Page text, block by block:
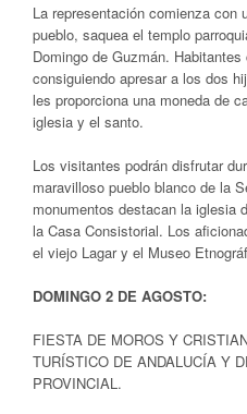
La representación comienza con
pueblo, saquea el templo
Domingo de Guzmán.
consiguiendo apresar a los dos
les proporciona una moneda de
iglesia y el santo.
Los visitantes podrán disfrutar
maravilloso pueblo blanco de la
monumentos destacan la iglesia
la Casa Consistorial. Los
el viejo Lagar y el Museo
DOMINGO 2 DE AGOSTO:
FIESTA DE MOROS Y
TURÍSTICO DE ANDALUCÍA Y
PROVINCIAL.